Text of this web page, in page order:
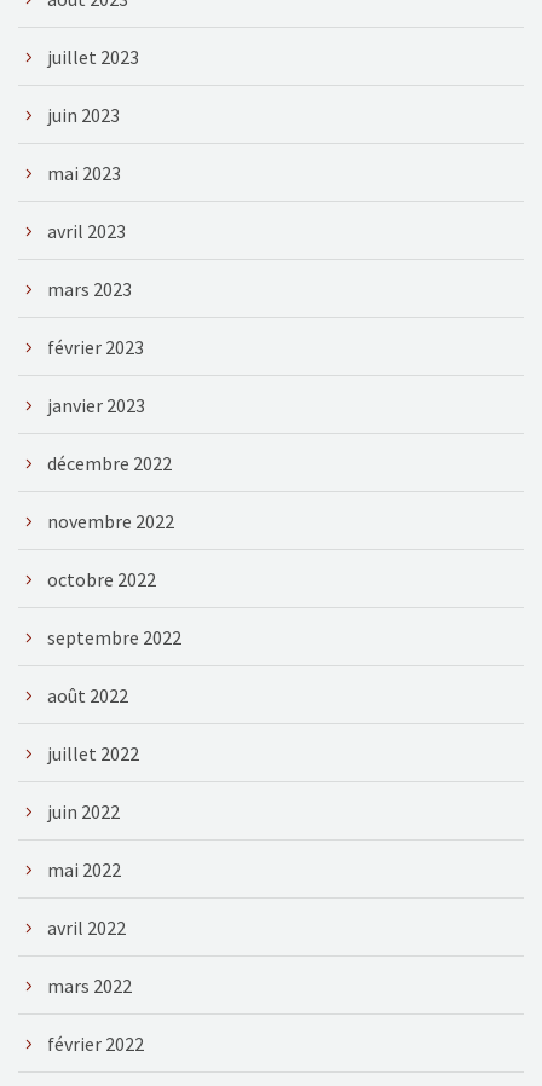
juillet 2023
juin 2023
mai 2023
avril 2023
mars 2023
février 2023
janvier 2023
décembre 2022
novembre 2022
octobre 2022
septembre 2022
août 2022
juillet 2022
juin 2022
mai 2022
avril 2022
mars 2022
février 2022